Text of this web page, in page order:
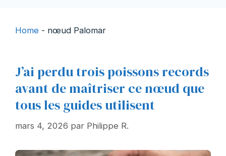
Home - nœud Palomar
J’ai perdu trois poissons records
avant de maîtriser ce nœud que
tous les guides utilisent
mars 4, 2026 par Philippe R.